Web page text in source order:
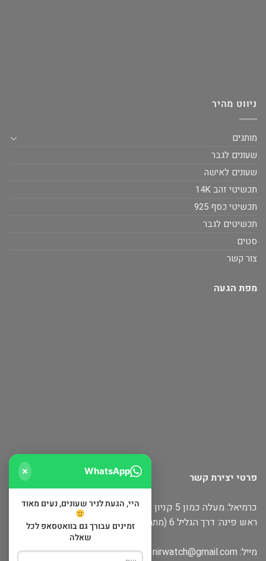
ניווט מהיר
מותגים
שעונים לגבר
שעונים לאישה
תכשיטי זהב 14K
תכשיטי כסף 925
תכשיטים לגבר
סטים
צור קשר
מפת הגעה
פרטי יצירת קשר
כרמיאל: מעלה כמון 5 קניון חוצות
ראש פינה: דרך הגליל 6 (מתחם שופינה)
מייל: nirwatch@gmail.com
WhatsApp
היי, הגעת לניר שעונים, נעים מאוד
זמינים עבורך גם בוואטסאפ לכל
שאלה